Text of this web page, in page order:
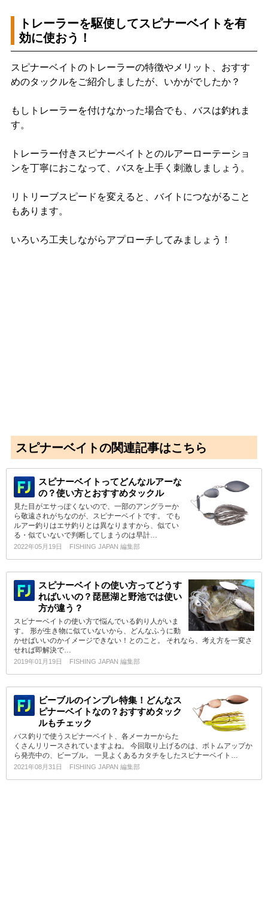
トレーラーを駆使してスピナーベイトを有
効に使おう！
スピナーベイトのトレーラーの特徴やメリット、おすす
めのタックルをご紹介しましたが、いかがでしたか？
もしトレーラーを付けなかった場合でも、バスは釣れま
す。
トレーラー付きスピナーベイトとのルアーローテーショ
ンを丁寧におこなって、バスを上手く刺激しましょう。
リトリーブスピードを変えると、バイトにつながること
もあります。
いろいろ工夫しながらアプローチしてみましょう！
スピナーベイトの関連記事はこちら
スピナーベイトってどんなルアーな
の？使い方とおすすめタックル
見た目がエサっぽくないので、一部のアングラーか
ら敬遠されがちなのが、スピナーベイトです。 でも
ルアー釣りはエサ釣りとは異なりますから、似てい
る・似ていないで判断してしまうのは早計…
2022年05月19日 FISHING JAPAN 編集部
スピナーベイトの使い方ってどうす
ればいいの？琵琶湖と野池では使い
方が違う？
スピナーベイトの使い方で悩んでいる釣り人がいま
す。 形が生き物に似ていないから、どんなふうに動
かせばいいのかイメージできない！とのこと。 それなら、考え方を一変さ
せれば即解決で…
2019年01月19日 FISHING JAPAN 編集部
ビーブルのインプレ特集！どんなス
ピナーベイトなの？おすすめタック
ルもチェック
バス釣りで使うスピナーベイト、各メーカーからた
くさんリリースされていますよね。 今回取り上げるのは、ボトムアップか
ら発売中の、ビーブル。 一見よくあるカタチをしたスピナーベイト…
2021年08月31日 FISHING JAPAN 編集部